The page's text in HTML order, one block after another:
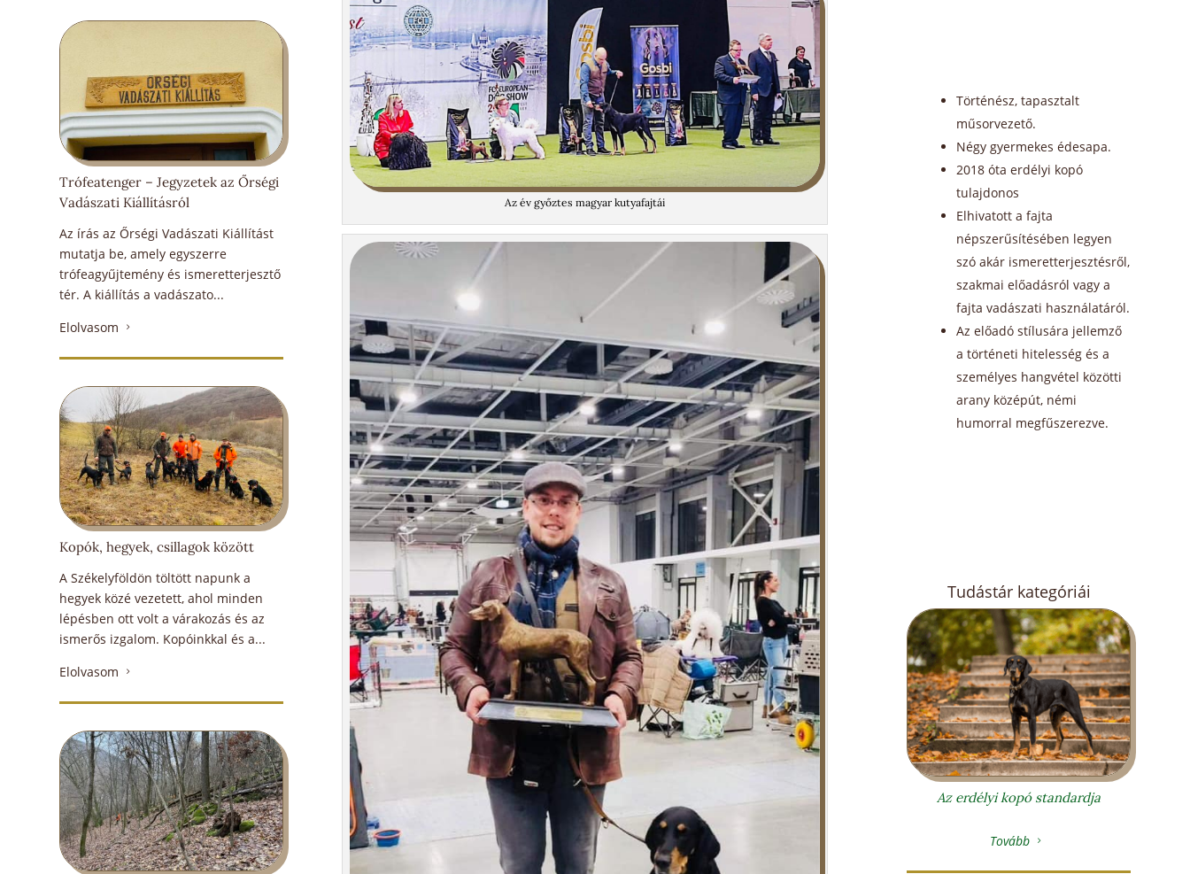
Trófeatenger – Jegyzetek az Őrségi
Vadászati Kiállításról
Az írás az Őrségi Vadászati Kiállítást
mutatja be, amely egyszerre
trófeagyűjtemény és ismeretterjesztő
tér. A kiállítás a vadászato...
Elolvasom
5
Kopók, hegyek, csillagok között
A Székelyföldön töltött napunk a
hegyek közé vezetett, ahol minden
lépésben ott volt a várakozás és az
ismerős izgalom. Kopóinkkal és a...
Elolvasom
5
Az év győztes magyar kutyafajtái
Történész, tapasztalt
műsorvezető.
Négy gyermekes édesapa.
2018 óta erdélyi kopó
tulajdonos
Elhivatott a fajta
népszerűsítésében legyen
szó akár ismeretterjesztésről,
szakmai előadásról vagy a
fajta vadászati használatáról.
Az előadó stílusára jellemző
a történeti hitelesség és a
személyes hangvétel közötti
arany középút, némi
humorral megfűszerezve.
Tudástár kategóriái
Az erdélyi kopó standardja
Tovább 5